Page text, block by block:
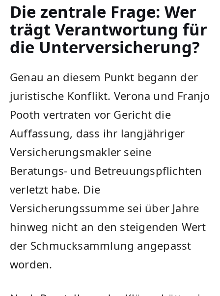
Die zentrale Frage: Wer
trägt Verantwortung für
die Unterversicherung?
Genau an diesem Punkt begann der
juristische Konflikt. Verona und Franjo
Pooth vertraten vor Gericht die
Auffassung, dass ihr langjähriger
Versicherungsmakler seine
Beratungs- und Betreuungspflichten
verletzt habe. Die
Versicherungssumme sei über Jahre
hinweg nicht an den steigenden Wert
der Schmucksammlung angepasst
worden.